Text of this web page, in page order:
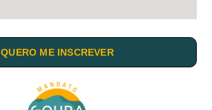
QUERO ME INSCREVER